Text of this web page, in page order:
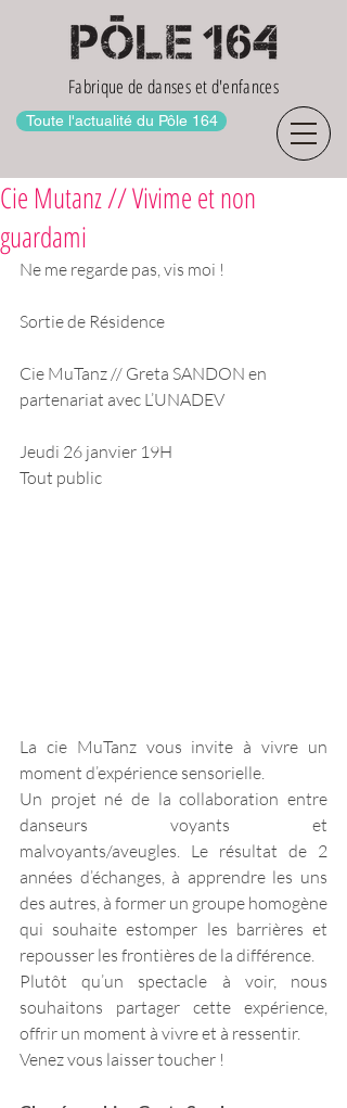
Fabrique de danses et d'enfances
Toute l'actualité du Pôle 164
Cie Mutanz // Vivime et non
guardami
Ne me regarde pas, vis moi !
Sortie de Résidence
Cie MuTanz // Greta SANDON en
partenariat avec L’UNADEV
Jeudi 26 janvier 19H
Tout public
La cie MuTanz vous invite à vivre un
moment d’expérience sensorielle.
Un projet né de la collaboration entre
danseurs voyants et
malvoyants/aveugles. Le résultat de 2
années d’échanges, à apprendre les uns
des autres, à former un groupe homogène
qui souhaite estomper les barrières et
repousser les frontières de la différence.
Plutôt qu’un spectacle à voir, nous
souhaitons partager cette expérience,
offrir un moment à vivre et à ressentir.
Venez vous laisser toucher !